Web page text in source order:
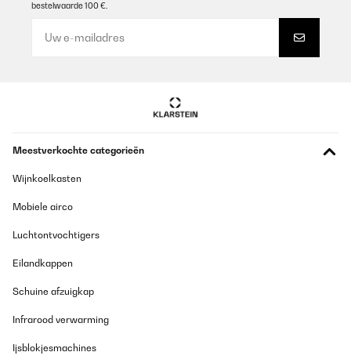
bestelwaarde 100 €.
Meestverkochte categorieën
Wijnkoelkasten
Mobiele airco
Luchtontvochtigers
Eilandkappen
Schuine afzuigkap
Infrarood verwarming
Ijsblokjesmachines